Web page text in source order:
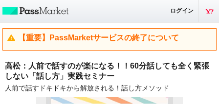
ログイン
【重要】PassMarketサービスの終了について
高松：人前で話すのが楽になる！！60分話しても全く緊張
しない「話し方」実践セミナー
人前で話すドキドキから解放される！話し方メソッド